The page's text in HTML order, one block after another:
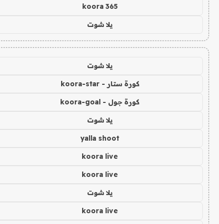
koora 365
يلا شوت
يلا شوت
كورة ستار - koora-star
كورة جول - koora-goal
يلا شوت
yalla shoot
koora live
koora live
يلا شوت
koora live